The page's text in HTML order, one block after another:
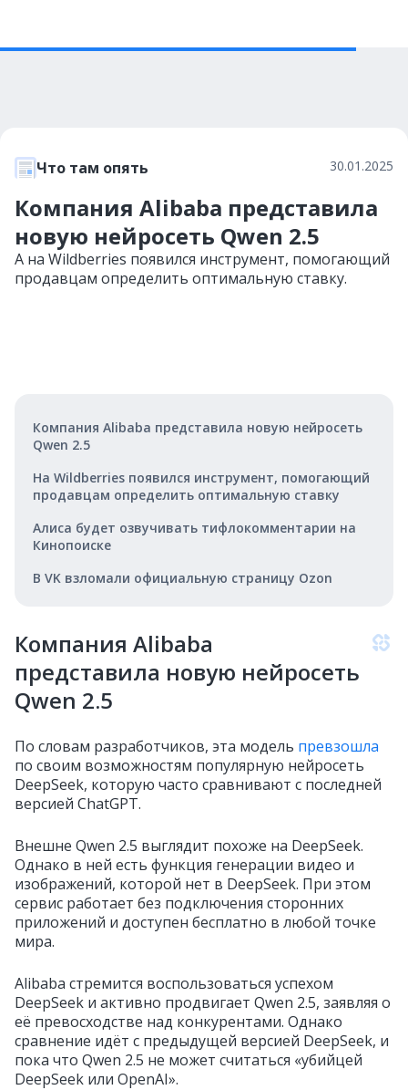
Что там опять 30.01.2025
Компания Alibaba представила
новую нейросеть Qwen 2.5
А на Wildberries появился инструмент, помогающий
продавцам определить оптимальную ставку.
Компания Alibaba представила новую нейросеть
Qwen 2.5
На Wildberries появился инструмент, помогающий
продавцам определить оптимальную ставку
Алиса будет озвучивать тифлокомментарии на
Кинопоиске
В VK взломали официальную страницу Ozon
Компания Alibaba
представила новую нейросеть
Qwen 2.5
По словам разработчиков, эта модель превзошла
по своим возможностям популярную нейросеть
DeepSeek, которую часто сравнивают с последней
версией ChatGPT.
Внешне Qwen 2.5 выглядит похоже на DeepSeek.
Однако в ней есть функция генерации видео и
изображений, которой нет в DeepSeek. При этом
сервис работает без подключения сторонних
приложений и доступен бесплатно в любой точке
мира.
Alibaba стремится воспользоваться успехом
DeepSeek и активно продвигает Qwen 2.5, заявляя о
её превосходстве над конкурентами. Однако
сравнение идёт с предыдущей версией DeepSeek, и
пока что Qwen 2.5 не может считаться «убийцей
DeepSeek или OpenAI».